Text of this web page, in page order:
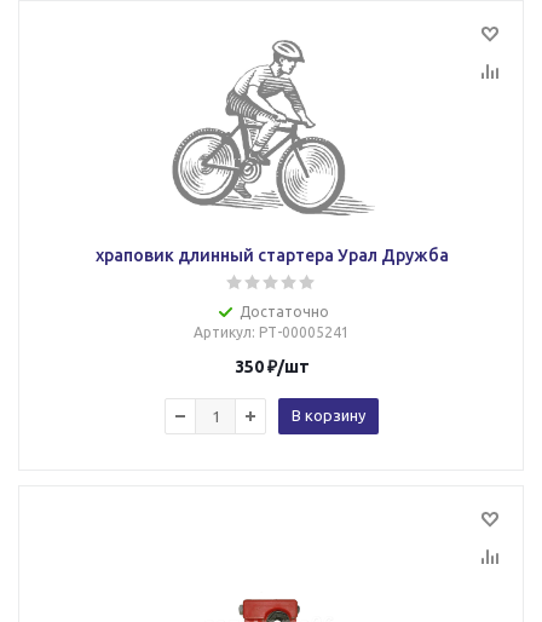
храповик длинный стартера Урал Дружба
Достаточно
Артикул: РТ-00005241
350₽/шт
В корзину